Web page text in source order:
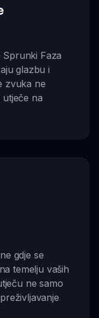
Faza
glazbu i
zvuka ne
utječe na
gdje se
temelju vaših
ne samo